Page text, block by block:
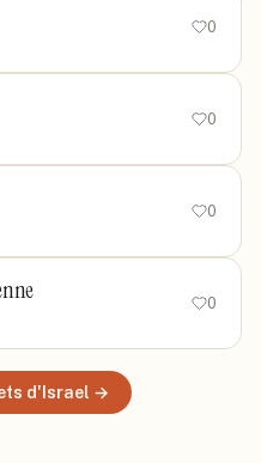
0
0
0
0
d'Israel →